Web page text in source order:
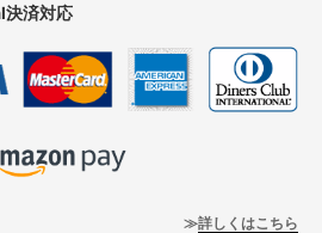
決済対応
詳しくはこちら